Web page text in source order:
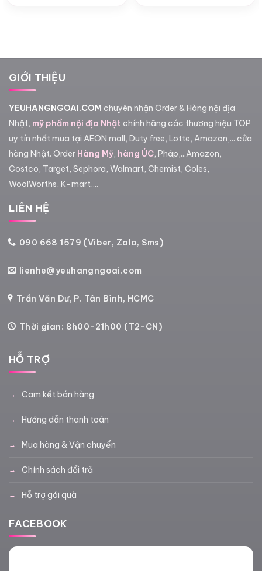
GIỚI THIỆU
YEUHANGNGOAI.COM chuyên nhận Order & Hàng nội địa
Nhật, mỹ phẩm nội địa Nhật chính hãng các thương hiệu TOP
uy tín nhất mua tại AEON mall, Duty free, Lotte, Amazon,... cửa
hàng Nhật. Order Hàng Mỹ, hàng ÚC, Pháp,...Amazon,
Costco, Target, Sephora, Walmart, Chemist, Coles,
WoolWorths, K-mart,...
LIÊN HỆ
090 668 1579 (Viber, Zalo, Sms)
lienhe@yeuhangngoai.com
Trần Văn Dư, P. Tân Bình, HCMC
Thời gian: 8h00-21h00 (T2-CN)
HỖ TRỢ
Cam kết bán hàng
Hướng dẫn thanh toán
Mua hàng & Vận chuyển
Chính sách đổi trả
Hỗ trợ gói quà
FACEBOOK